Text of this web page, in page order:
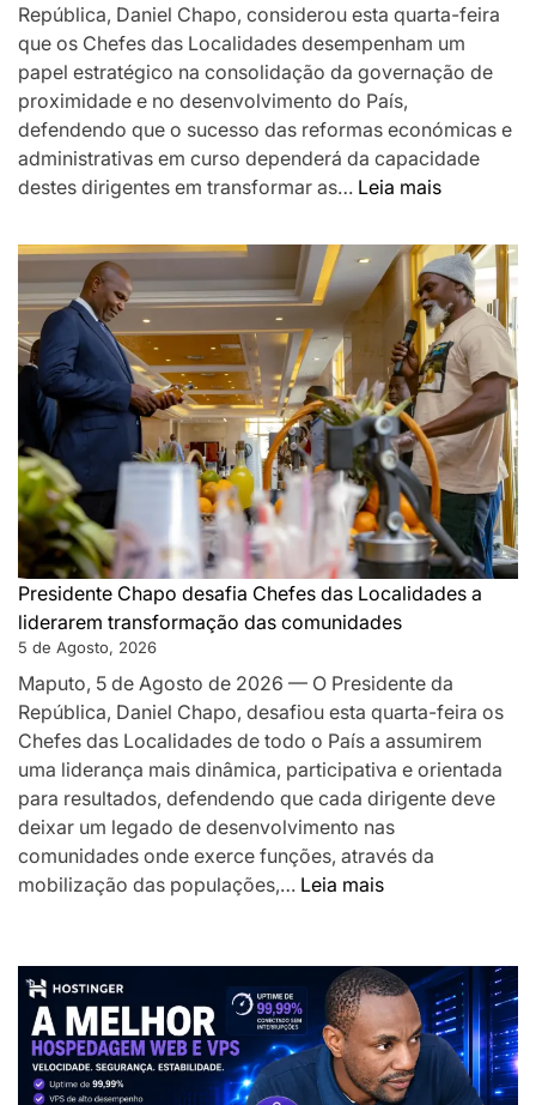
República, Daniel Chapo, considerou esta quarta-feira
que os Chefes das Localidades desempenham um
papel estratégico na consolidação da governação de
proximidade e no desenvolvimento do País,
defendendo que o sucesso das reformas económicas e
administrativas em curso dependerá da capacidade
destes dirigentes em transformar as… Leia mais:
destaca
Chefes
das
como
pilar
da
de
e
desafia-
os
o
local
Presidente Chapo desafia Chefes das Localidades a
liderarem transformação das comunidades
5 de Agosto, 2026
Maputo, 5 de Agosto de 2026 — O Presidente da
República, Daniel Chapo, desafiou esta quarta-feira os
Chefes das Localidades de todo o País a assumirem
uma liderança mais dinâmica, participativa e orientada
para resultados, defendendo que cada dirigente deve
deixar um legado de desenvolvimento nas
comunidades onde exerce funções, através da
mobilização das populações,… Leia mais:
desafia
Chefes
das
Localidades
a